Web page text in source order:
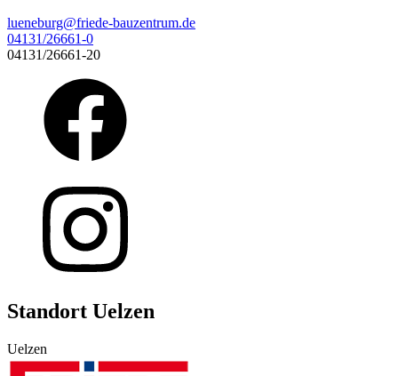
lueneburg@friede-bauzentrum.de
04131/26661-0
04131/26661-20
Standort Uelzen
Uelzen